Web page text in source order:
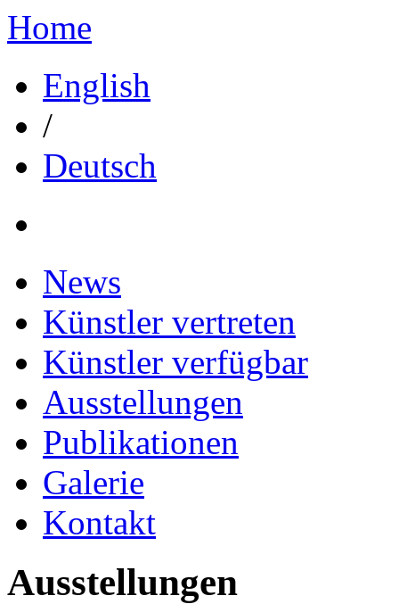
Home
English
/
Deutsch
News
Künstler vertreten
Künstler verfügbar
Ausstellungen
Publikationen
Galerie
Kontakt
Ausstellungen